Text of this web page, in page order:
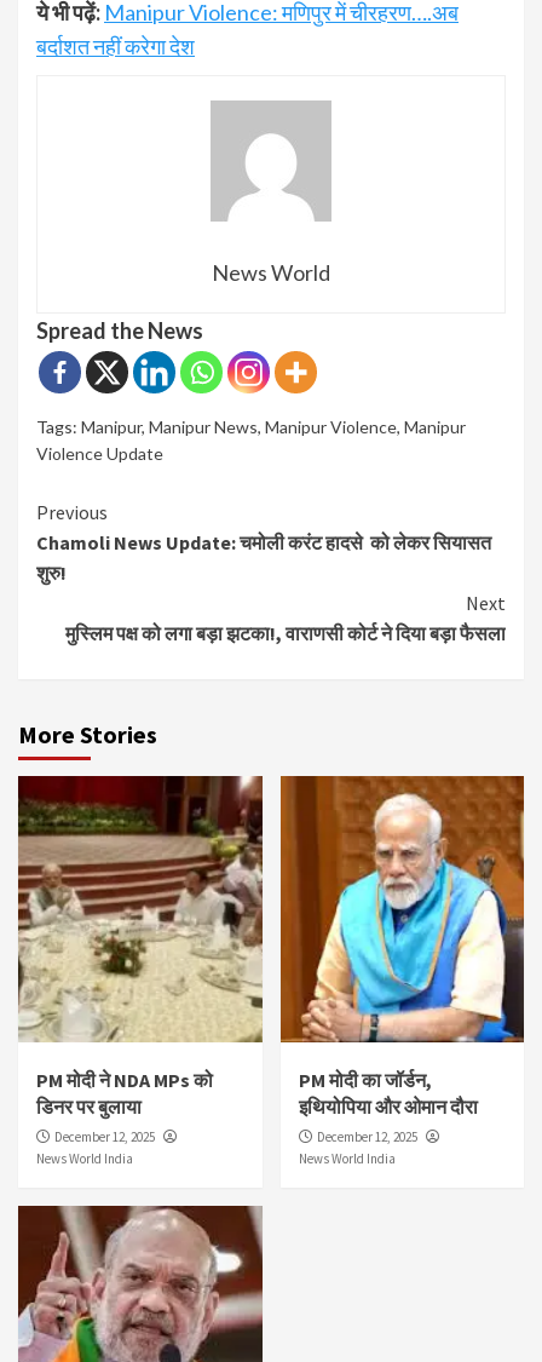
ये भी पढ़ें: Manipur Violence: मणिपुर में चीरहरण….अब
बर्दाशत नहीं करेगा देश
News World
Spread the News
Tags: Manipur, Manipur News, Manipur Violence, Manipur
Violence Update
Continue
Reading
Previous
Chamoli News Update: चमोली करंट हादसे को लेकर सियासत
शुरु!
Next
मुस्लिम पक्ष को लगा बड़ा झटका!, वाराणसी कोर्ट ने दिया बड़ा फैसला
More Stories
PM मोदी ने NDA MPs को
डिनर पर बुलाया
December 12, 2025
News World India
PM मोदी का जॉर्डन,
इथियोपिया और ओमान दौरा
December 12, 2025
News World India